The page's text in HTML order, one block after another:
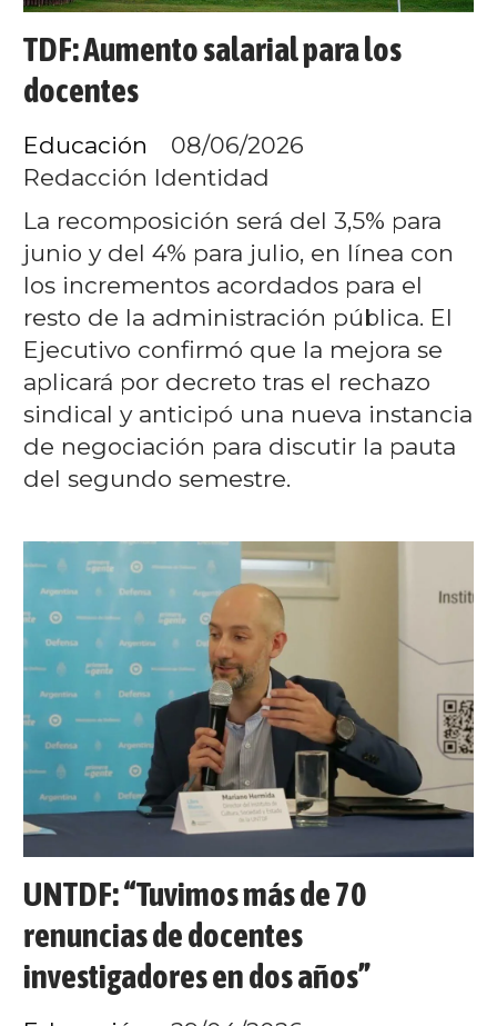
TDF: Aumento salarial para los
docentes
Redacción Identidad
Educación 08/06/2026
La recomposición será del 3,5% para
junio y del 4% para julio, en línea con
los incrementos acordados para el
resto de la administración pública. El
Ejecutivo confirmó que la mejora se
aplicará por decreto tras el rechazo
sindical y anticipó una nueva instancia
de negociación para discutir la pauta
del segundo semestre.
UNTDF: “Tuvimos más de 70
renuncias de docentes
investigadores en dos años”